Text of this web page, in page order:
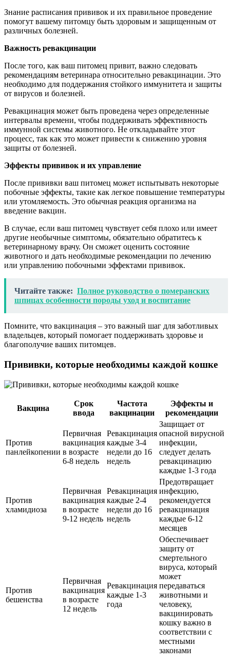
Знание расписания прививок и их правильное проведение
помогут вашему питомцу быть здоровым и защищенным от
различных болезней.
Важность ревакцинации
После того, как ваш питомец привит, важно следовать
рекомендациям ветеринара относительно ревакцинации. Это
необходимо для поддержания стойкого иммунитета и защиты
от вирусов и болезней.
Ревакцинация может быть проведена через определенные
интервалы времени, чтобы поддерживать эффективность
иммунной системы животного. Не откладывайте этот
процесс, так как это может привести к снижению уровня
защиты от болезней.
Эффекты прививок и их управление
После прививки ваш питомец может испытывать некоторые
побочные эффекты, такие как легкое повышение температуры
или утомляемость. Это обычная реакция организма на
введение вакцин.
В случае, если ваш питомец чувствует себя плохо или имеет
другие необычные симптомы, обязательно обратитесь к
ветеринарному врачу. Он сможет оценить состояние
животного и дать необходимые рекомендации по лечению
или управлению побочными эффектами прививок.
Читайте также: Полное руководство о померанских
шпицах особенности породы уход и воспитание
Помните, что вакцинация – это важный шаг для заботливых
владельцев, который помогает поддерживать здоровье и
благополучие ваших питомцев.
Прививки, которые необходимы каждой кошке
Вакцина
Срок
ввода
Частота
вакцинации
Эффекты и
рекомендации
Против
панлейкопении
Первичная
вакцинация
в возрасте
6-8 недель
Ревакцинация
каждые 3-4
недели до 16
недель
Защищает от
опасной вирусной
инфекции,
следует делать
ревакцинацию
каждые 1-3 года
Против
хламидиоза
Первичная
вакцинация
в возрасте
9-12 недель
Ревакцинация
каждые 2-4
недели до 16
недель
Предотвращает
инфекцию,
рекомендуется
ревакцинация
каждые 6-12
месяцев
Против
бешенства
Первичная
вакцинация
в возрасте
12 недель
Ревакцинация
каждые 1-3
года
Обеспечивает
защиту от
смертельного
вируса, который
может
передаваться
животными и
человеку,
вакцинировать
кошку важно в
соответствии с
местными
законами